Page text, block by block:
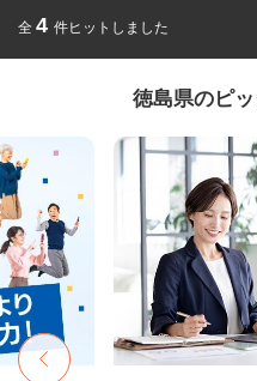
全 4 件ヒットしました
徳島県のピ